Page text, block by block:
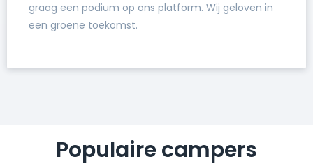
graag een podium op ons platform. Wij geloven in
een groene toekomst.
Populaire campers